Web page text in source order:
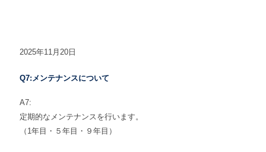
2025年11月20日
Q7:メンテナンスについて
A7:
定期的なメンテナンスを行います。
（1年目・５年目・９年目）